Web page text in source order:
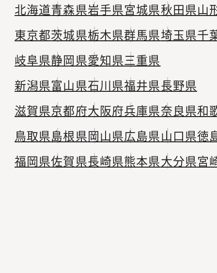
北海道青森県岩手県宮城県秋田県山
東京都茨城県栃木県群馬県埼玉県千
岐阜県静岡県愛知県三重県
新潟県富山県石川県福井県長野県
滋賀県京都府大阪府兵庫県奈良県和
鳥取県島根県岡山県広島県山口県徳
福岡県佐賀県長崎県熊本県大分県宮